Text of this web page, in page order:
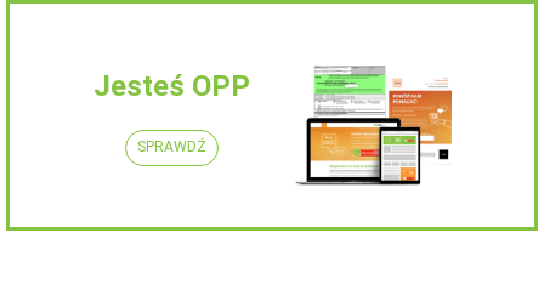
Jesteś OPP
SPRAWDŹ